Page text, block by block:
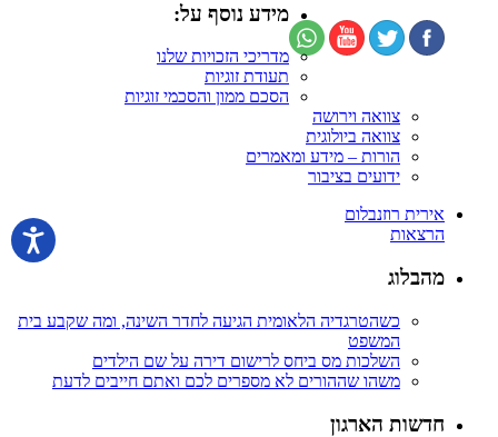
מידע נוסף על:
מדריכי הזכויות שלנו
תעודת זוגיות
הסכם ממון והסכמי זוגיות
צוואה וירושה
צוואה ביולוגית
הורות – מידע ומאמרים
ידועים בציבור
אירית רוזנבלום
הרצאות
מהבלוג
כשהטרגדיה הלאומית הגיעה לחדר השינה, ומה שקבע בית
המשפט
השלכות מס ביחס לרישום דירה על שם הילדים
משהו שההורים לא מספרים לכם ואתם חייבים לדעת
חדשות הארגון